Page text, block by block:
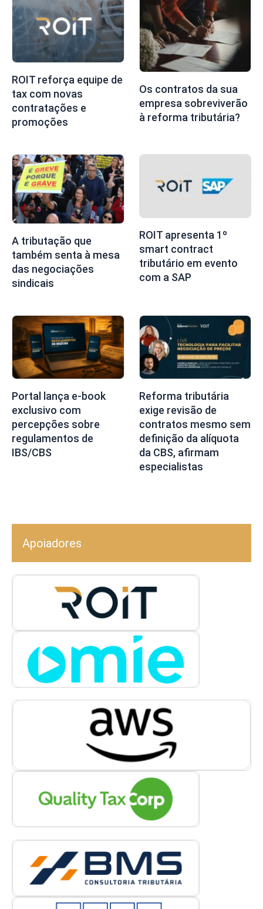
ROIT reforça equipe de
tax com novas
contratações e
promoções
Os contratos da sua
empresa sobreviverão
à reforma tributária?
A tributação que
também senta à mesa
das negociações
sindicais
ROIT apresenta 1º
smart contract
tributário em evento
com a SAP
Portal lança e-book
exclusivo com
percepções sobre
regulamentos de
IBS/CBS
Reforma tributária
exige revisão de
contratos mesmo sem
definição da alíquota
da CBS, afirmam
especialistas
Apoiadores